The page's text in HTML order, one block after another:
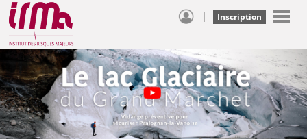
| Inscription